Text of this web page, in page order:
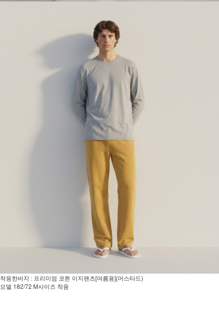
착용한바지 : 프리미엄 코튼 이지팬츠[여름용](머스타드)
모델 182/72 M사이즈 착용